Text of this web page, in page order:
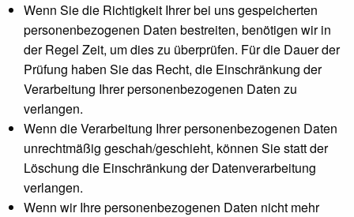
Wenn Sie die Richtigkeit Ihrer bei uns gespeicherten
personenbezogenen Daten bestreiten, benötigen wir in
der Regel Zeit, um dies zu überprüfen. Für die Dauer der
Prüfung haben Sie das Recht, die Einschränkung der
Verarbeitung Ihrer personenbezogenen Daten zu
verlangen.
Wenn die Verarbeitung Ihrer personenbezogenen Daten
unrechtmäßig geschah/geschieht, können Sie statt der
Löschung die Einschränkung der Datenverarbeitung
verlangen.
Wenn wir Ihre personenbezogenen Daten nicht mehr